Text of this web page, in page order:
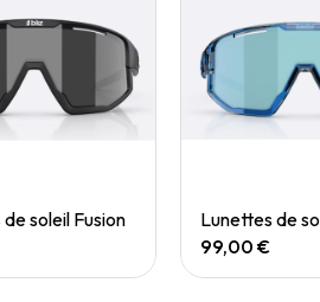
View
soleil Fusion
Quick
99,00 €